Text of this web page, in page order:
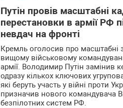
Путін провів масштабні
перестановки в армії РФ
невдач на фронті
Кремль оголосив про масштабні
вищому військовому
армії. Володимир Путін замінив
одразу кількох ключових
які беруть участь у війні проти
призначив нового командувача
безпілотних систем РФ.